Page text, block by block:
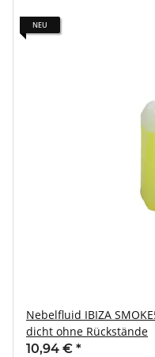
NEU
Nebelfluid IBIZA
dicht ohne Rückstände
10,94 € *